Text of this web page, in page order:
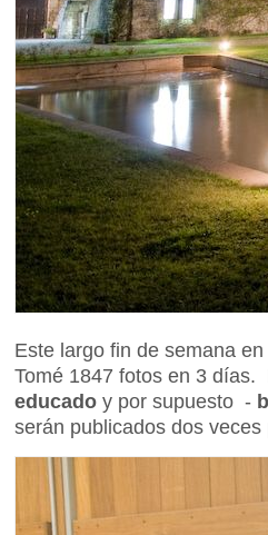
Este largo fin de semana
Tomé 1847 fotos en 3
educado y por supuesto -
serán publicados dos